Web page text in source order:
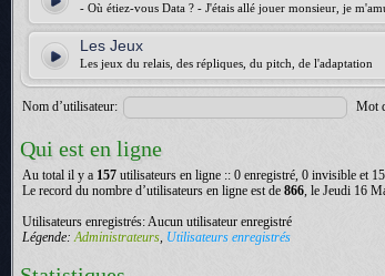
- Où étiez-vous Data ? - J'étais allé jouer monsieur, je
Les Jeux
Les jeux du relais, des répliques, du pitch, de l'adaptation
Nom d’utilisateur: Mot
Qui est en ligne
Au total il y a 157 utilisateurs en ligne :: 0 enregistré, 0 invisible et
Le record du nombre d’utilisateurs en ligne est de 866, le Jeudi 16
Utilisateurs enregistrés: Aucun utilisateur enregistré
Légende:Administrateurs, Utilisateurs enregistrés